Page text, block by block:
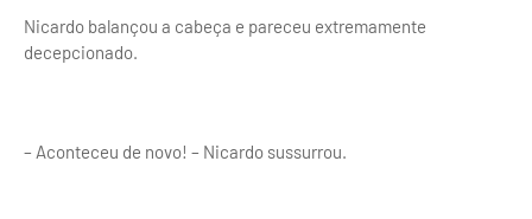
Nicardo balançou a cabeça e pareceu extremamente
decepcionado.
– Aconteceu de novo! – Nicardo sussurrou.